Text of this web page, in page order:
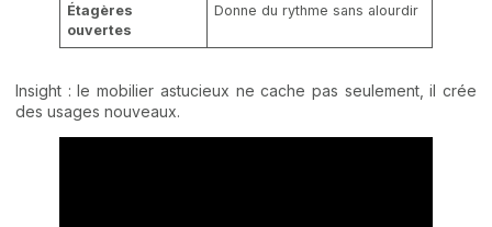
Étagères
ouvertes
Donne du rythme sans alourdir
Insight : le mobilier astucieux ne cache pas seulement, il crée
des usages nouveaux.